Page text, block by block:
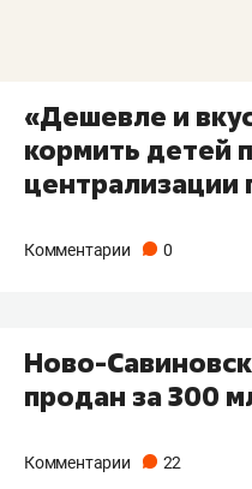
«Дешевле и
кормить детей
централизации
Комментарии 0
​Ново-
продан за 300
Комментарии 22